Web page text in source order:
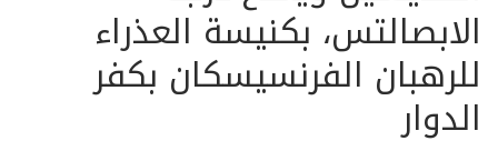
الابصالتس، بكنيسة العذراء
للرهبان الفرنسيسكان بكفر
الدوار